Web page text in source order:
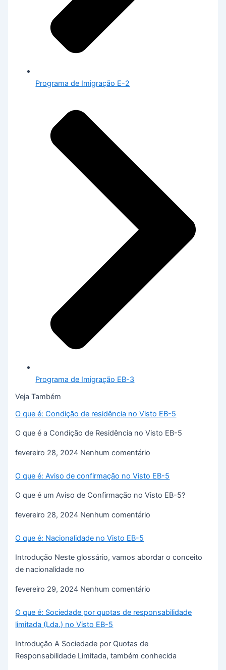
Programa de Imigração E-2
Programa de Imigração EB-3
Veja Também
O que é: Condição de residência no Visto EB-5
O que é a Condição de Residência no Visto EB-5
fevereiro 28, 2024 Nenhum comentário
O que é: Aviso de confirmação no Visto EB-5
O que é um Aviso de Confirmação no Visto EB-5?
fevereiro 28, 2024 Nenhum comentário
O que é: Nacionalidade no Visto EB-5
Introdução Neste glossário, vamos abordar o conceito
de nacionalidade no
fevereiro 29, 2024 Nenhum comentário
O que é: Sociedade por quotas de responsabilidade
limitada (Lda.) no Visto EB-5
Introdução A Sociedade por Quotas de
Responsabilidade Limitada, também conhecida